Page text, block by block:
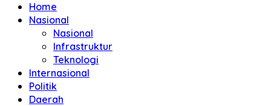
Home
Nasional
Nasional
Infrastruktur
Teknologi
Internasional
Politik
Daerah